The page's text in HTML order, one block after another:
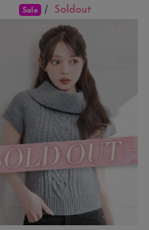
Sale / Soldout